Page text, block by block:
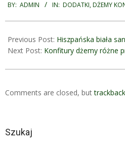
07-
BY: ADMIN IN: DODATKI,DŻEMY
Previous Post: Hiszpańska biała
Next Post: Konfitury dżemy różne
Comments are closed, but
Szukaj